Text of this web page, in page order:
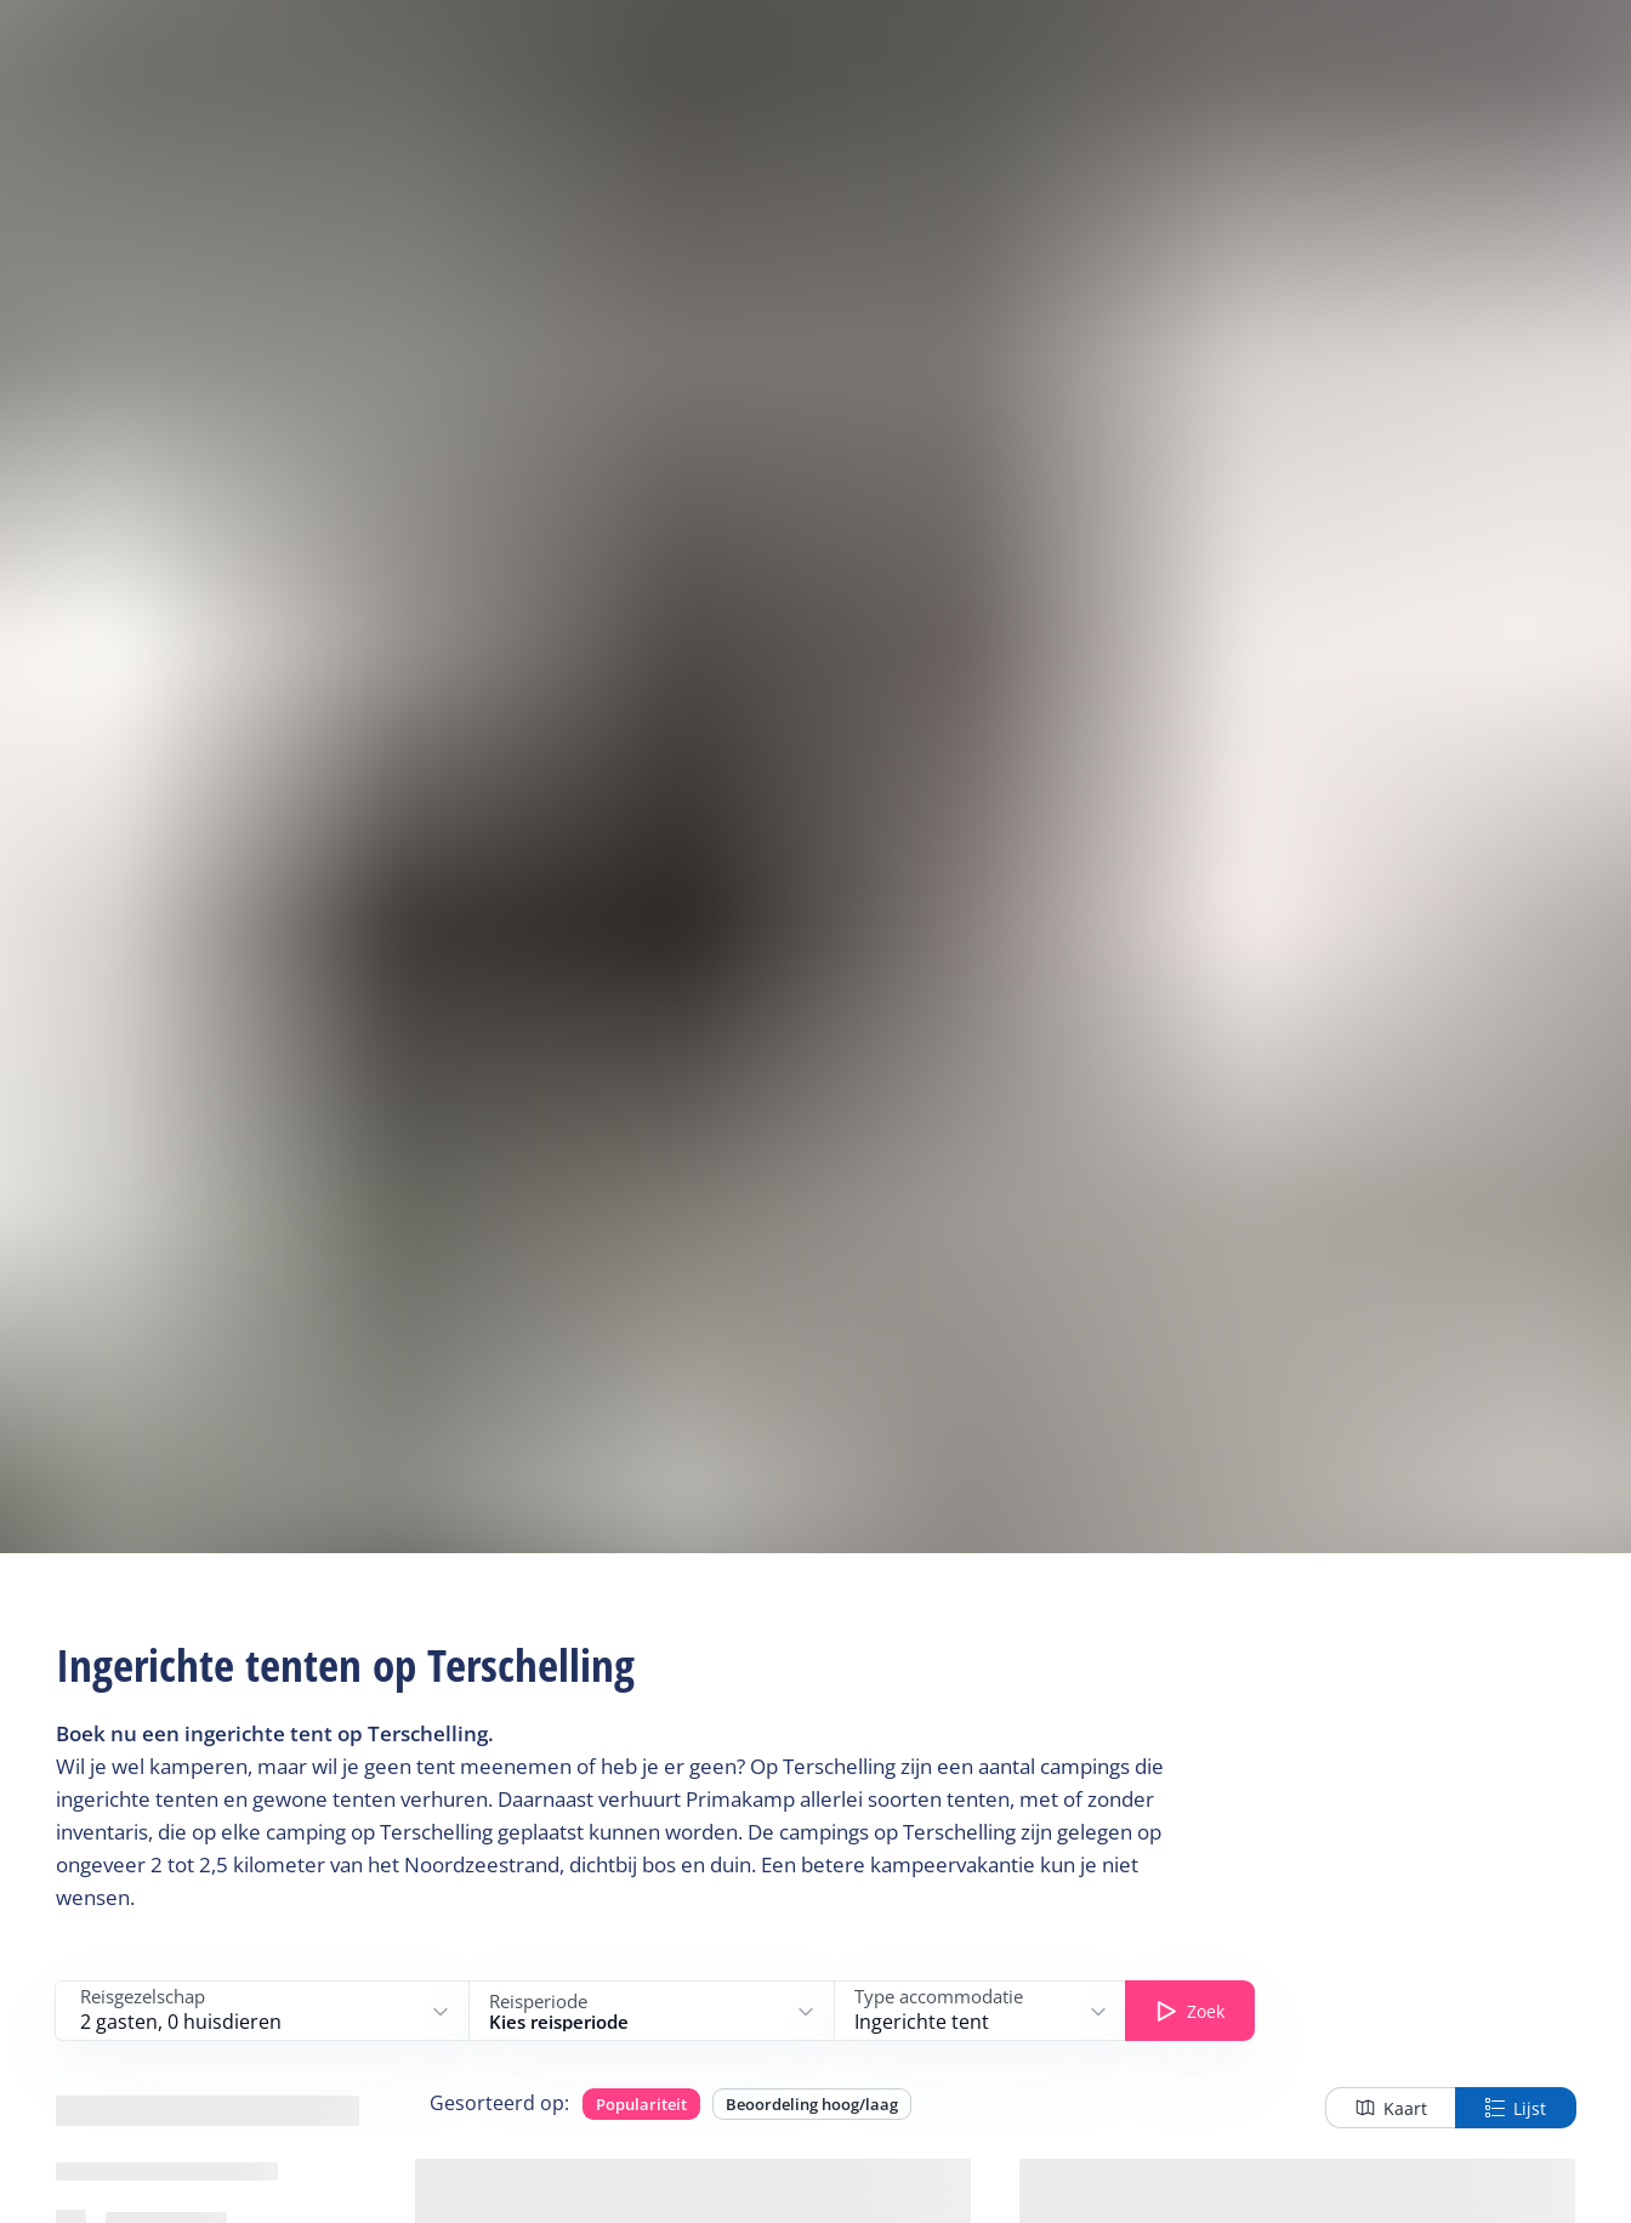
Ingerichte tenten op Terschelling
Boek nu een ingerichte tent op Terschelling.
Wil je wel kamperen, maar wil je geen tent meenemen of heb je er geen? Op Terschelling zijn een aantal campings die
ingerichte tenten en gewone tenten verhuren. Daarnaast verhuurt Primakamp allerlei soorten tenten, met of zonder
inventaris, die op elke camping op Terschelling geplaatst kunnen worden. De campings op Terschelling zijn gelegen op
ongeveer 2 tot 2,5 kilometer van het Noordzeestrand, dichtbij bos en duin. Een betere kampeervakantie kun je niet
wensen.
Reisgezelschap
2 gasten, 0 huisdieren
Reisperiode
Kies reisperiode
Type accommodatie
Ingerichte tent Zoek
Gesorteerd op: Populariteit Beoordeling hoog/laag Kaart Lijst